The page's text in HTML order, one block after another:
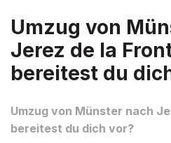
Umzug von
Jerez de la
bereitest du
Umzug von Münster nach
bereitest du dich vor?